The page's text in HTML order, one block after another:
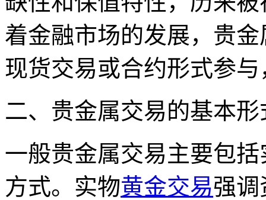
着金融市场的发展，贵
现货交易或合约形式参
二、贵金属交易的基本形
一般贵金属交易主要包
方式。实物黄金交易强